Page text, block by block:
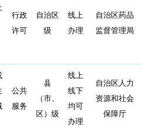
行政
许可
自治区
级
线上
办理
自治区药品
监督管理局
公共
服务
县
（市、
区）级
线上
线下
均可
办理
自治区人力
资源和社会
保障厅